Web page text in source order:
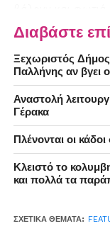
οποίο πέταξαν
Ευτυχώς, η μικρής
επεκτάθηκε και
Η αστυνομία
σχηματίστηκε
σύμφωνη γνώμη
Διαβάστε
Ξεχωριστός
Παλλήνης αν βγει
Αναστολή
Γέρακα
Πλένονται οι
Κλειστό το
και πολλά τα
ΣΧΕΤΙΚΆ ΘΈΜΑΤΑ: